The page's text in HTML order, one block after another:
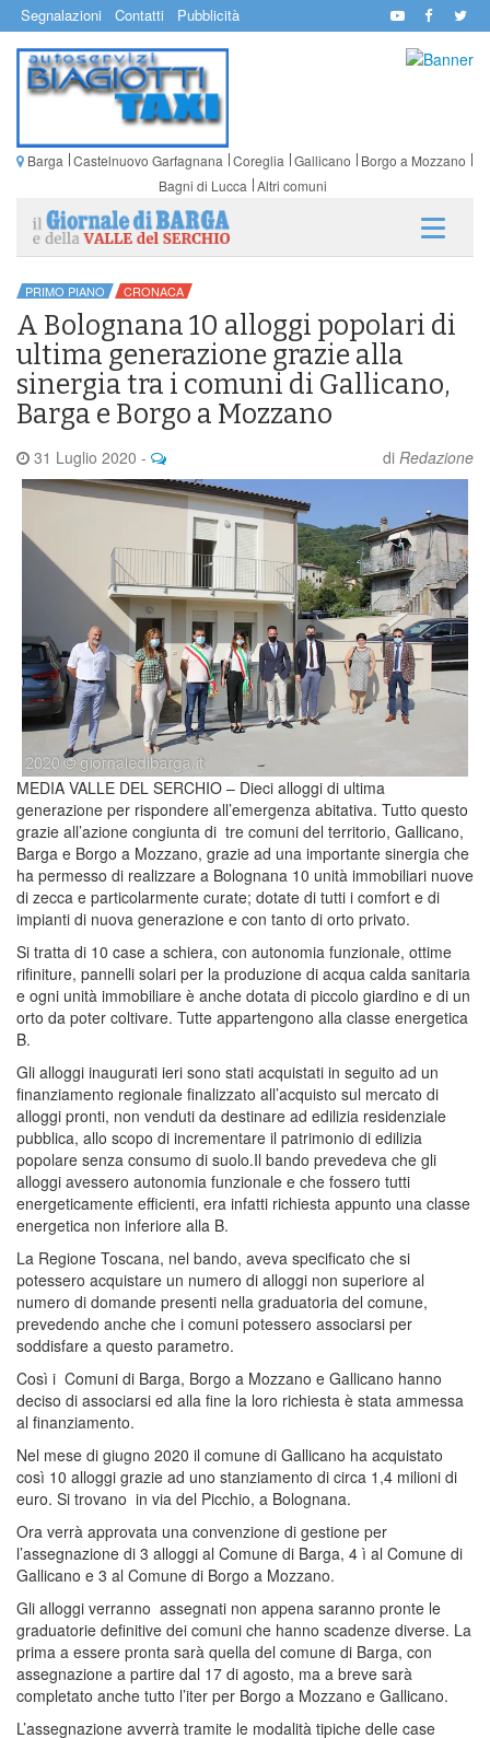
Segnalazioni Contatti Pubblicità
Barga Castelnuovo Garfagnana Coreglia Gallicano
Borgo a Mozzano
Bagni di Lucca Altri comuni
PRIMO PIANO CRONACA
A Bolognana 10 alloggi popolari di
ultima generazione grazie alla
sinergia tra i comuni di Gallicano,
Barga e Borgo a Mozzano
31 Luglio 2020 - di Redazione
MEDIA VALLE DEL SERCHIO – Dieci alloggi di ultima
generazione per rispondere all’emergenza abitativa. Tutto questo
grazie all’azione congiunta di tre comuni del territorio, Gallicano,
Barga e Borgo a Mozzano, grazie ad una importante sinergia che
ha permesso di realizzare a Bolognana 10 unità immobiliari nuove
di zecca e particolarmente curate; dotate di tutti i comfort e di
impianti di nuova generazione e con tanto di orto privato.
Si tratta di 10 case a schiera, con autonomia funzionale, ottime
rifiniture, pannelli solari per la produzione di acqua calda sanitaria
e ogni unità immobiliare è anche dotata di piccolo giardino e di un
orto da poter coltivare. Tutte appartengono alla classe energetica
B.
Gli alloggi inaugurati ieri sono stati acquistati in seguito ad un
finanziamento regionale finalizzato all’acquisto sul mercato di
alloggi pronti, non venduti da destinare ad edilizia residenziale
pubblica, allo scopo di incrementare il patrimonio di edilizia
popolare senza consumo di suolo.Il bando prevedeva che gli
alloggi avessero autonomia funzionale e che fossero tutti
energeticamente efficienti, era infatti richiesta appunto una classe
energetica non inferiore alla B.
La Regione Toscana, nel bando, aveva specificato che si
potessero acquistare un numero di alloggi non superiore al
numero di domande presenti nella graduatoria del comune,
prevedendo anche che i comuni potessero associarsi per
soddisfare a questo parametro.
Così i Comuni di Barga, Borgo a Mozzano e Gallicano hanno
deciso di associarsi ed alla fine la loro richiesta è stata ammessa
al finanziamento.
Nel mese di giugno 2020 il comune di Gallicano ha acquistato
così 10 alloggi grazie ad uno stanziamento di circa 1,4 milioni di
euro. Si trovano in via del Picchio, a Bolognana.
Ora verrà approvata una convenzione di gestione per
l’assegnazione di 3 alloggi al Comune di Barga, 4 ì al Comune di
Gallicano e 3 al Comune di Borgo a Mozzano.
Gli alloggi verranno assegnati non appena saranno pronte le
graduatorie definitive dei comuni che hanno scadenze diverse. La
prima a essere pronta sarà quella del comune di Barga, con
assegnazione a partire dal 17 di agosto, ma a breve sarà
completato anche tutto l’iter per Borgo a Mozzano e Gallicano.
L’assegnazione avverrà tramite le modalità tipiche delle case